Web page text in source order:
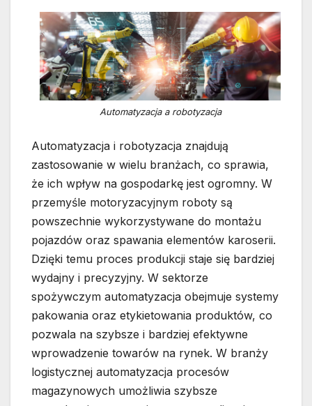
Automatyzacja a robotyzacja
Automatyzacja i robotyzacja znajdują
zastosowanie w wielu branżach, co sprawia,
że ich wpływ na gospodarkę jest ogromny. W
przemyśle motoryzacyjnym roboty są
powszechnie wykorzystywane do montażu
pojazdów oraz spawania elementów karoserii.
Dzięki temu proces produkcji staje się bardziej
wydajny i precyzyjny. W sektorze
spożywczym automatyzacja obejmuje systemy
pakowania oraz etykietowania produktów, co
pozwala na szybsze i bardziej efektywne
wprowadzenie towarów na rynek. W branży
logistycznej automatyzacja procesów
magazynowych umożliwia szybsze